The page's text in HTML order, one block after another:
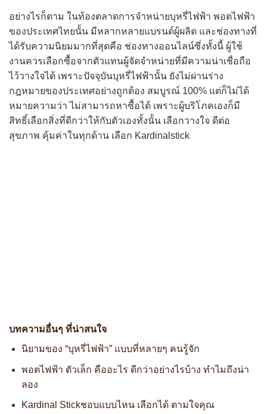
อย่างไรก็ตาม ในท้องตลาดการจำหน่ายบุหรี่ไฟฟ้า พอตไฟฟ้า
ของประเทศไทยนั้น มีหลากหลายแบรนด์ผู้ผลิต และช่องทางที่
ได้รับความนิยมมากที่สุดคือ ช่องทางออนไลน์ซึ่งทั้งนี้ ผู้ใช้
งานควรเลือกซื้อจากตัวแทนผู้จัดจำหน่ายที่มีความน่าเชื่อถือ
ไว้วางใจได้ เพราะปัจจุบันบุหรี่ไฟฟ้านั้น ยังไม่ผ่านร่าง
กฎหมายของประเทศอย่างถูกต้อง สมบูรณ์ 100% แต่ก็ไม่ได้
หมายความว่า ไม่สามารถหาซื้อได้ เพราะผู้บริโภคเองก็มี
สิทธิ์เลือกสิ่งที่ดีกว่าให้กับตัวเองทั้งนั้น เลือกวางใจ ดีต่อ
สุขภาพ คุ้มค่าในทุกด้าน เลือก Kardinalstick
บทความอื่นๆ ที่น่าสนใจ
นิยามของ “บุหรี่ไฟฟ้า” แบบที่หลายๆ คนรู้จัก
พอตไฟฟ้า ตัวเล็ก คืออะไร ดีกว่าอย่างไรบ้าง ทำไมถึงน่า
ลอง
Kardinal Stickชอบแบบไหน เลือกได้ ตามใจคุณ